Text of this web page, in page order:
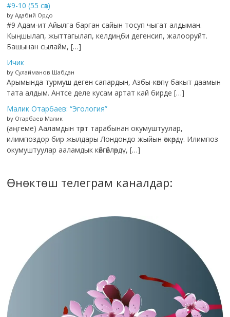
#9-10 (55 сөз)
by Адабий Ордо
#9 Адам-ит Айылга барган сайын тосуп чыгат алдыман.
Кыңшылап, жыттагылап, келдиңби дегенсип, жалооруйт.
Башынан сылайм, […]
Ичик
by Сулайманов Шабдан
Арымында турмуш деген сапардын, Азбы-көппү бакыт даамын
тата алдым. Антсе деле кусам артат кай бирде […]
Малик Отарбаев: “Эгология”
by Отарбаев Малик
(аңгеме) Ааламдын төрт тарабынан окумуштуулар,
илимпоздор бир жылдары Лондондо жыйын өткөрдү. Илимпоз
окумуштуулар ааламдык көйгөйлөрдү, […]
Өнөктөш телеграм каналдар: